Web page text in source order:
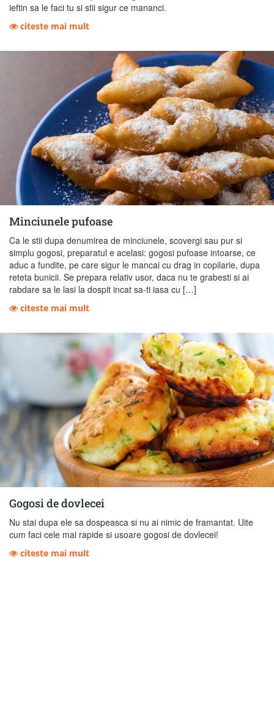
ieftin sa le faci tu si stii sigur ce mananci.
citeste mai mult
Minciunele pufoase
Ca le stii dupa denumirea de minciunele, scovergi sau pur si
simplu gogosi, preparatul e acelasi: gogosi pufoase intoarse, ce
aduc a fundite, pe care sigur le mancai cu drag in copilarie, dupa
reteta bunicii. Se prepara relativ usor, daca nu te grabesti si ai
rabdare sa le lasi la dospit incat sa-ti iasa cu […]
citeste mai mult
Gogosi de dovlecei
Nu stai dupa ele sa dospeasca si nu ai nimic de framantat. Uite
cum faci cele mai rapide si usoare gogosi de dovlecei!
citeste mai mult